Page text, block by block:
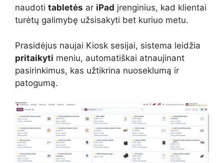
naudoti tabletės ar iPad įrenginius, kad klientai
turėtų galimybę užsisakyti bet kuriuo metu.
Prasidėjus naujai Kiosk sesijai, sistema leidžia
pritaikyti meniu, automatiškai atnaujinant
pasirinkimus, kas užtikrina nuoseklumą ir
patogumą.